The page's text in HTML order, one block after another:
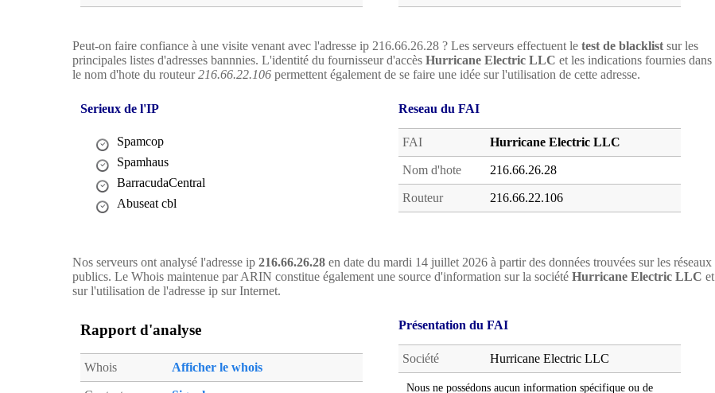
Peut-on faire confiance à une visite venant avec l'adresse ip 216.66.26.28 ? Les serveurs effectuent le test de blacklist sur les
principales listes d'adresses bannnies. L'identité du fournisseur d'accès Hurricane Electric LLC et les indications fournies dans
le nom d'hote du routeur216.66.22.106 permettent également de se faire une idée sur l'utilisation de cette adresse.
Serieux de l'IP
Spamcop
Spamhaus
BarracudaCentral
Abuseat cbl
Reseau du FAI
FAI Hurricane Electric LLC
Nom d'hote 216.66.26.28
Routeur 216.66.22.106
Nos serveurs ont analysé l'adresse ip 216.66.26.28 en date du mardi 14 juillet 2026 à partir des données trouvées sur les réseaux
publics. Le Whois maintenue par ARIN constitue également une source d'information sur la société Hurricane Electric LLC et
sur l'utilisation de l'adresse ip sur Internet.
Rapport d'analyse
Whois Afficher le whois
Présentation du FAI
Société Hurricane Electric LLC
Nous ne possédons aucun information spécifique ou de